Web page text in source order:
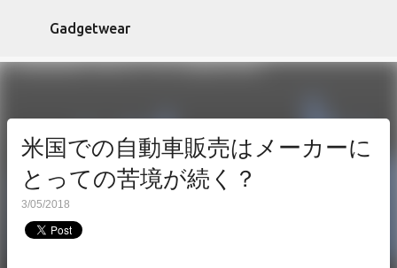
スキップしてメイン コンテンツに移動
Gadgetwear
米国での自動車販売はメーカーに
とっての苦境が続く？
3/05/2018